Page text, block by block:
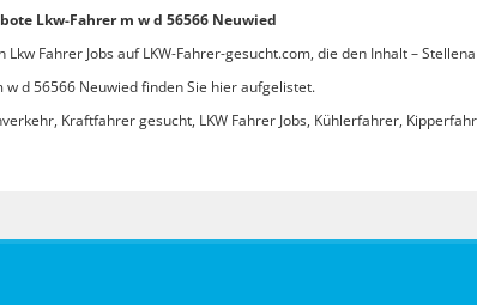
Lkw-Fahrer m w d 56566 Neuwied
Fahrer Jobs auf LKW-Fahrer-gesucht.com, die den Inhalt –
d 56566 Neuwied finden Sie hier aufgelistet.
Kraftfahrer gesucht, LKW Fahrer Jobs, Kühlerfahrer,